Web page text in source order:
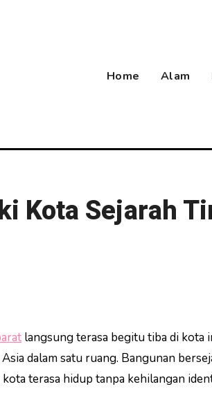
Home Alam
Kota Sejarah
langsung terasa begitu tiba di kota
dalam satu ruang. Bangunan
terasa hidup tanpa kehilangan